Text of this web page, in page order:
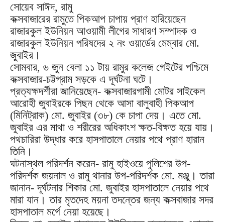
সোয়েব সাঈদ, রামু
কক্সবাজারের রামুতে পিকআপ চাপায় প্রাণ হারিয়েছেন
রাজারকুল ইউনিয়ন আওয়ামী লীগের সাধারণ সম্পাদক ও
রাজারকুল ইউনিয়ন পরিষদের ২ নং ওয়ার্ডের মেম্বার মো.
জুবাইর।
সোমবার, ৬ জুন বেলা ১১ টায় রামুর কলেজ গেইটের পশ্চিমে
কক্সবাজার-চট্টগ্রাম সড়কে এ দূর্ঘটনা ঘটে।
প্রত্যক্ষদর্শীরা জানিয়েছেন- কক্সবাজারগামী মোটর সাইকেল
আরোহী জুবাইরকে পিছন থেকে আসা বালুবাহী পিকআপ
(মিনিট্রাক) মো. জুবাইর (৩৮) কে চাপা দেয়। এতে মো.
জুবাইর এর মাথা ও শরীরের অধিকাংশ ক্ষত-বিক্ষত হয়ে যায়।
পথচারিরা উদ্ধার করে হাসপাতালে নেয়ার পথে প্রাণ হারান
তিনি।
ঘটনাস্থল পরিদর্শন করেন- রামু হাইওয়ে পুলিশের উপ-
পরিদর্শক জয়নাল ও রামু থানার উপ-পরিদর্শক মো. মঞ্জু। তারা
জানান- দূর্ঘটনার শিকার মো. জুবাইর হাসপাতালে নেয়ার পথে
মারা যান। তার মৃতদেহ ময়না তদন্তের জন্য কক্সবাজার সদর
হাসপাতাল মর্গে নেয়া হয়েছে।